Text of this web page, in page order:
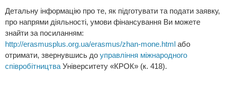
Детальну інформацію про те, як підготувати та подати заявку,
про напрями діяльності, умови фінансування Ви можете
знайти за посиланням:
http://erasmusplus.org.ua/erasmus/zhan-mone.html або
отримати, звернувшись до управління міжнародного
співробітництва Університету «КРОК» (к. 418).